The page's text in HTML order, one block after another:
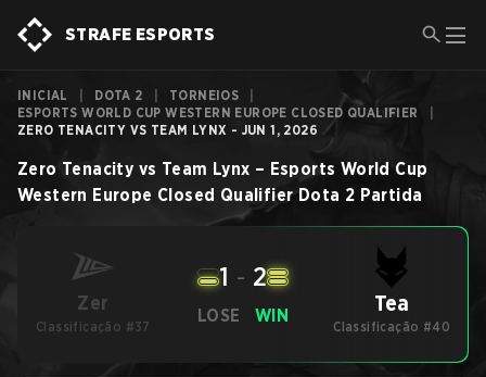
STRAFE ESPORTS
INICIAL DOTA 2 TORNEIOS
ESPORTS WORLD CUP WESTERN EUROPE CLOSED QUALIFIER
ZERO TENACITY VS TEAM LYNX - JUN 1, 2026
Zero Tenacity vs Team Lynx – Esports World Cup
Western Europe Closed Qualifier Dota 2 Partida
Zer
Classificação #37
LOSE
1 - 2
WIN Tea
Classificação #40